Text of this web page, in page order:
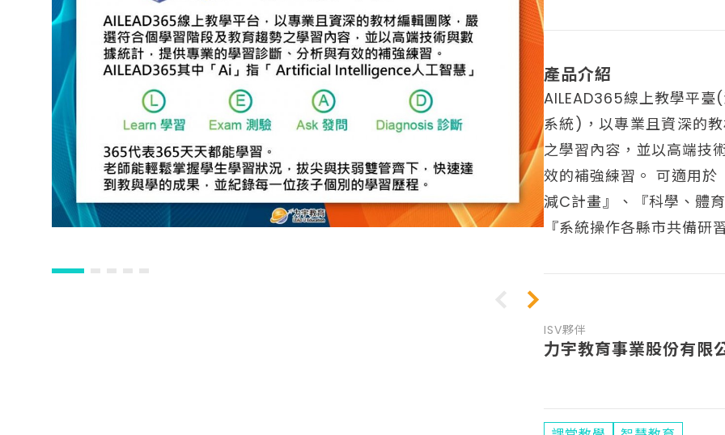
產品介紹
AILEAD365線上教學平臺
系統)，以專業且資深的
之學習內容，並以高端技
效的補強練習。 可適用
減C計畫』、『科學、體
『系統操作各縣市共備研
ISV夥伴
力宇教育事業股份有限